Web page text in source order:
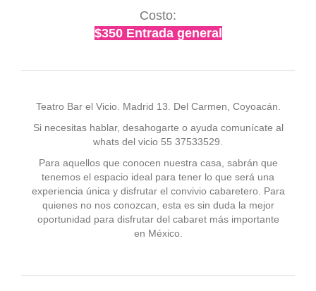
Costo:
$350 Entrada general
Teatro Bar el Vicio. Madrid 13. Del Carmen, Coyoacán.
Si necesitas hablar, desahogarte o ayuda comunícate al
whats del vicio 55 37533529.
Para aquellos que conocen nuestra casa, sabrán que
tenemos el espacio ideal para tener lo que será una
experiencia única y disfrutar el convivio cabaretero. Para
quienes no nos conozcan, esta es sin duda la mejor
oportunidad para disfrutar del cabaret más importante
en México.